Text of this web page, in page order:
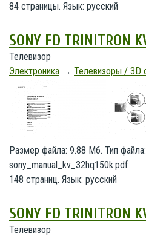
84 страницы. Язык: русский
SONY FD TRINITRON
Телевизор
Электроника → Телевизоры / 3D
Размер файла: 9.88 Мб. Тип
sony_manual_kv_32hq150k.pdf
148 страниц. Язык: русский
SONY FD TRINITRON
Телевизор